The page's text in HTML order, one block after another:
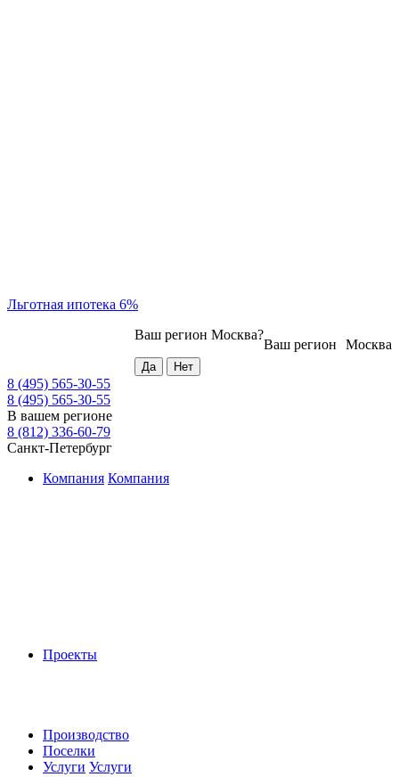
Льготная ипотека 6%
Москва
Ваш регион
Ваш регион Москва?
8 (495) 565-30-55
8 (495) 565-30-55
В вашем регионе
8 (812) 336-60-79
Санкт-Петербург
Компания Компания
Проекты
Производство
Поселки
Услуги Услуги